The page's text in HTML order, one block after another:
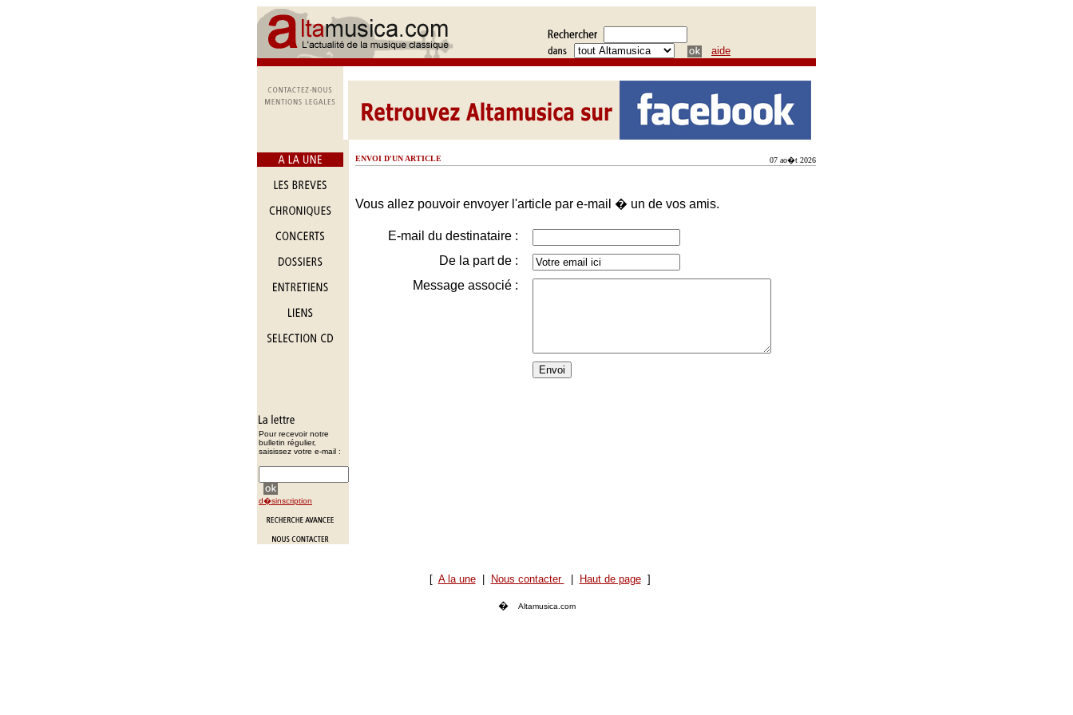
aide
Pour recevoir notre
bulletin régulier,
saisissez votre e-mail :
d�sinscription
ENVOI D'UN ARTICLE 07 ao�t 2026
Vous allez pouvoir envoyer l'article par e-mail � un de vos amis.
E-mail du destinataire :
De la part de :
Message associé :
[ A la une| Nous contacter Haut de page]
� Altamusica.com